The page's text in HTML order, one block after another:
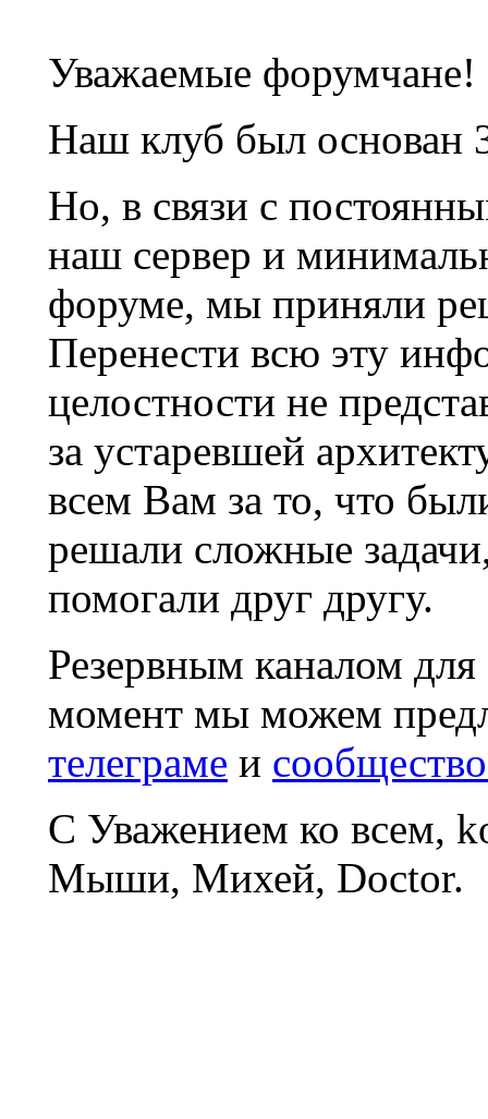
Уважаемые форумчане!
Наш клуб был основан
Но, в связи с
наш сервер и
форуме, мы приняли
Перенести всю эту
целостности не
за устаревшей
всем Вам за то, что
решали сложные
помогали друг другу.
Резервным каналом
момент мы можем
телеграме и
С Уважением ко всем,
Мыши, Михей, Doctor.